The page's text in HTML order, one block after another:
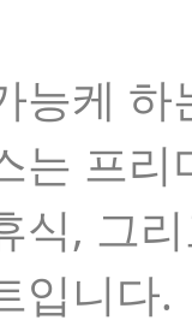
능케
는 프
식, 그
입니다.